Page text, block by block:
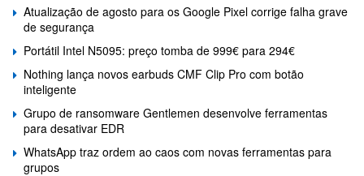
Atualização de agosto para os Google Pixel corrige falha grave
de segurança
Portátil Intel N5095: preço tomba de 999€ para 294€
Nothing lança novos earbuds CMF Clip Pro com botão
inteligente
Grupo de ransomware Gentlemen desenvolve ferramentas
para desativar EDR
WhatsApp traz ordem ao caos com novas ferramentas para
grupos